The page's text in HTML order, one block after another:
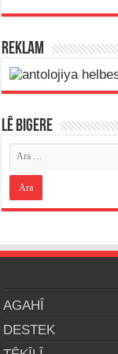
REKLAM
LÊ BIGERE
AGAHÎ
DESTEK